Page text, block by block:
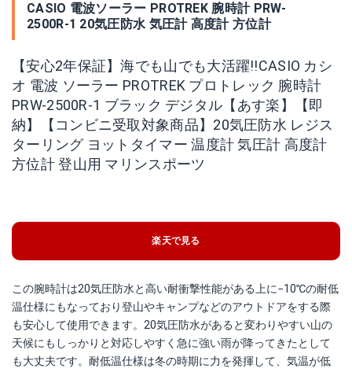
CASIO 電波ソーラー PROTREK 腕時計 PRW-
2500R-1 20気圧防水 気圧計 高度計 方位計
【安心2年保証】海でも山でも大活躍!!CASIO カシ
オ 電波 ソーラー PROTREK プロトレック 腕時計
PRW-2500R-1 ブラック デジタル【あす楽】【即
納】【コンビニ受取対象商品】20気圧防水 レジス
ターリング ヨットタイマー 温度計 気圧計 高度計
方位計 登山用 マリンスポーツ
楽天で見る
この腕時計は20気圧防水と高い耐衝撃性能がある上に−10℃の耐低
温仕様にもなっており登山やキャンプなどのアウトドアをする際
も安心して使用できます。20気圧防水があると変わりやすい山の
天候にもしっかりと対応しやすく急に強い雨が降ってきたとして
も大丈夫です。耐低温仕様は冬の時期に力を発揮して、気温が低